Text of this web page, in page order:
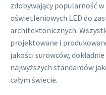
zdobywający popularność
oświetleniowych LED do
architektonicznych.
projektowane i
jakości surowców,
najwyższych standardów
całym świecie.